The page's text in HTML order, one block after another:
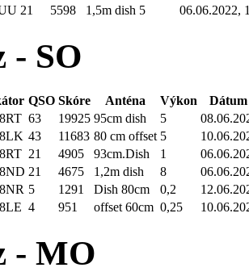
21 5598 1,5m dish 5 06.06.2022,
- SO
QSO Skóre Anténa Výkon
Dátum
63 19925 95cm dish 5
43 11683 80 cm offset 5
21 4905 93cm.Dish 1
21 4675 1,2m dish 8
5 1291 Dish 80cm 0,2
4 951 offset 60cm 0,25
- MO